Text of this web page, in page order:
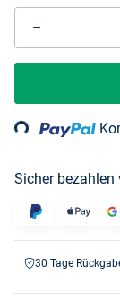
Sicher bezahlen
30 Tage